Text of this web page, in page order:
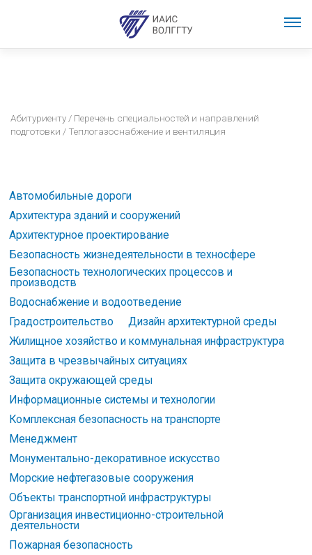
Абитуриенту / Перечень специальностей и направлений
подготовки / Теплогазоснабжение и вентиляция
Автомобильные дороги
Архитектура зданий и сооружений
Архитектурное проектирование
Безопасность жизнедеятельности в техносфере
Безопасность технологических процессов и
производств
Водоснабжение и водоотведение
Градостроительство
Дизайн архитектурной среды
Жилищное хозяйство и коммунальная инфраструктура
Защита в чрезвычайных ситуациях
Защита окружающей среды
Информационные системы и технологии
Комплексная безопасность на транспорте
Менеджмент
Монументально-декоративное искусство
Морские нефтегазовые сооружения
Объекты транспортной инфраструктуры
Организация инвестиционно-строительной
деятельности
Пожарная безопасность